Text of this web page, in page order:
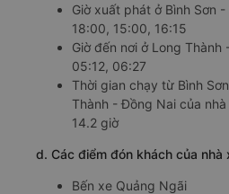
Giờ xuất phát ở Bình Sơn
18:00, 15:00, 16:15
Giờ đến nơi ở Long
05:12, 06:27
Thời gian chạy từ Bình
Thành - Đồng Nai của
14.2 giờ
d. Các điểm đón khách của nhà
Bến xe Quảng Ngãi